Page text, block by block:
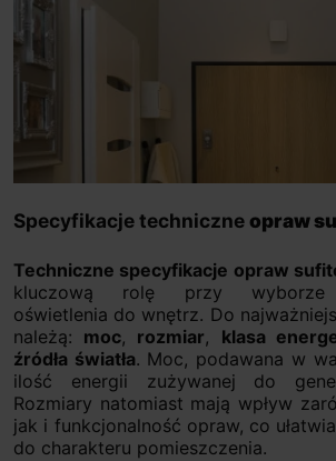
Specyfikacje techniczneopraw
Techniczne specyfikacje opraw
kluczową rolę przy wyborze
oświetlenia do wnętrz. Do
należą: moc, rozmiar, klasa
źródła światła. Moc, podawana w
ilość energii zużywanej do
Rozmiary natomiast mają wpływ
jak i funkcjonalność opraw, co
do charakteru pomieszczenia.